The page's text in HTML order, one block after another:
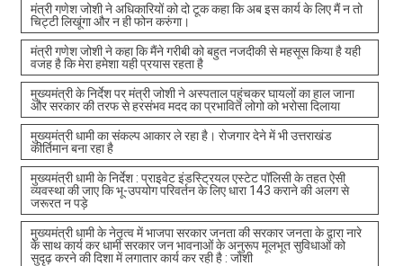
मंत्री गणेश जोशी ने अधिकारियों को दो टूक कहा कि अब इस कार्य के लिए मैं न तो
चिट्टी लिखूंगा और न ही फोन करुंगा।
मंत्री गणेश जोशी ने कहा कि मैंने गरीबी को बहुत नजदीकी से महसूस किया है यही
वजह है कि मेरा हमेशा यही प्रयास रहता है
मुख्यमंत्री के निर्देश पर मंत्री जोशी ने अस्पताल पहुंचकर घायलों का हाल जाना
और सरकार की तरफ से हरसंभव मदद का प्रभावित लोगो को भरोसा दिलाया
मुख्यमंत्री धामी का संकल्प आकार ले रहा है। रोजगार देने में भी उत्तराखंड
कीर्तिमान बना रहा है
मुख्यमंत्री धामी के निर्देश : प्राइवेट इंडस्ट्रियल एस्टेट पॉलिसी के तहत ऐसी
व्यवस्था की जाए कि भू-उपयोग परिवर्तन के लिए धारा 143 कराने की अलग से
जरूरत न पड़े
मुख्यमंत्री धामी के नेतृत्व में भाजपा सरकार जनता की सरकार जनता के द्वारा नारे
के साथ कार्य कर धामी सरकार जन भावनाओं के अनुरूप मूलभूत सुविधाओं को
सुदृढ़ करने की दिशा में लगातार कार्य कर रही है : जोशी